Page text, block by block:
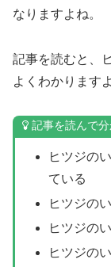
なりますよね。
記事を読むと、
よくわかりますよ
記事を読んで分
ヒツジの
ている
ヒツジの
ヒツジの
ヒツジの